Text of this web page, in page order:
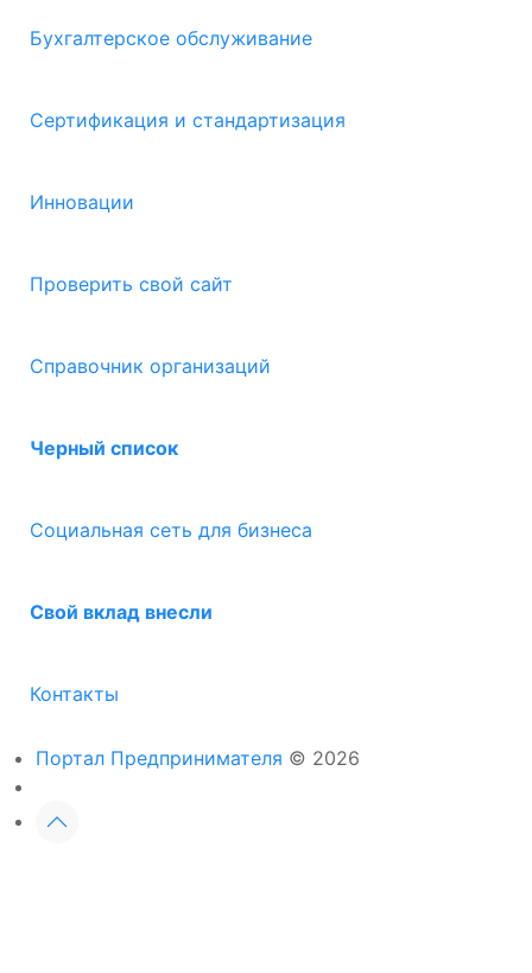
Бухгалтерское обслуживание
Сертификация и стандартизация
Инновации
Проверить свой сайт
Справочник организаций
Черный список
Социальная сеть для бизнеса
Свой вклад внесли
Контакты
Портал Предпринимателя © 2026